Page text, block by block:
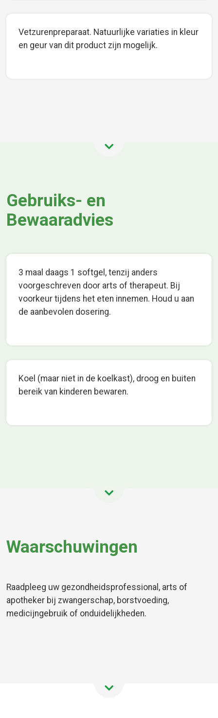
Vetzurenpreparaat. Natuurlijke variaties in kleur
en geur van dit product zijn mogelijk.
Gebruiks- en
Bewaaradvies
3 maal daags 1 softgel, tenzij anders
voorgeschreven door arts of therapeut. Bij
voorkeur tijdens het eten innemen. Houd u aan
de aanbevolen dosering.
Koel (maar niet in de koelkast), droog en buiten
bereik van kinderen bewaren.
Waarschuwingen
Raadpleeg uw gezondheidsprofessional, arts of
apotheker bij zwangerschap, borstvoeding,
medicijngebruik of onduidelijkheden.